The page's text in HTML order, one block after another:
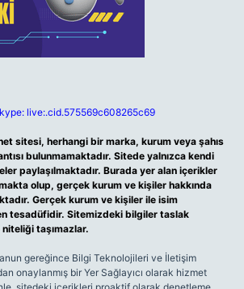
live:.cid.575569c608265c69
sitesi, herhangi bir marka, kurum veya şahıs
bulunmamaktadır. Sitede yalnızca kendi
paylaşılmaktadır. Burada yer alan içerikler
olup, gerçek kurum ve kişiler hakkında
Gerçek kurum ve kişiler ile isim
tesadüfidir. Sitemizdeki bilgiler taslak
taşımazlar.
gereğince Bilgi Teknolojileri ve İletişim
onaylanmış bir Yer Sağlayıcı olarak hizmet